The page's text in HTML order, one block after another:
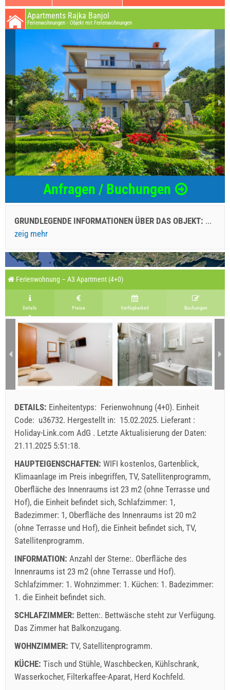
Apartments Rajka Banjol
Ferienwohnungen - Objekt mit Ferienwohnungen
Anfragen / Buchungen
GRUNDLEGENDE INFORMATIONEN ÜBER DAS OBJEKT: ...
zeig mehr
Ferienwohnung – A3 Apartment (4+0)
Details Preise Verfügbarkeit Buchungen
DETAILS: Einheitentyps: Ferienwohnung (4+0). Einheit
Code: u36732. Hergestellt in: 15.02.2025. Lieferant :
Holiday-Link.com AdG . Letzte Aktualisierung der Daten:
21.11.2025 5:51:18.
HAUPTEIGENSCHAFTEN: WIFI kostenlos, Gartenblick,
Klimaanlage im Preis inbegriffen, TV, Satellitenprogramm,
Oberfläche des Innenraums ist 23 m2 (ohne Terrasse und
Hof), die Einheit befindet sich, Schlafzimmer: 1,
Badezimmer: 1, Oberfläche des Innenraums ist 20 m2
(ohne Terrasse und Hof), die Einheit befindet sich, TV,
Satellitenprogramm.
INFORMATION: Anzahl der Sterne:. Oberfläche des
Innenraums ist 23 m2 (ohne Terrasse und Hof).
Schlafzimmer: 1. Wohnzimmer: 1. Küchen: 1. Badezimmer:
1. die Einheit befindet sich.
SCHLAFZIMMER: Betten:. Bettwäsche steht zur Verfügung.
Das Zimmer hat Balkonzugang.
WOHNZIMMER: TV, Satellitenprogramm.
KÜCHE: Tisch und Stühle, Waschbecken, Kühlschrank,
Wasserkocher, Filterkaffee-Aparat, Herd Kochfeld.